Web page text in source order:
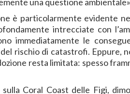
è particolarmente evidente
intrecciate con
immediatamente le
rischio di catastrofi. Eppure,
resta limitata: spesso
Coral Coast delle Figi,